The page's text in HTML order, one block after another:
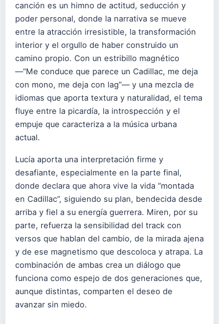
canción es un himno de actitud, seducción y
poder personal, donde la narrativa se mueve
entre la atracción irresistible, la transformación
interior y el orgullo de haber construido un
camino propio. Con un estribillo magnético
—“Me conduce que parece un Cadillac, me deja
con mono, me deja con lag”— y una mezcla de
idiomas que aporta textura y naturalidad, el tema
fluye entre la picardía, la introspección y el
empuje que caracteriza a la música urbana
actual.
Lucía aporta una interpretación firme y
desafiante, especialmente en la parte final,
donde declara que ahora vive la vida “montada
en Cadillac”, siguiendo su plan, bendecida desde
arriba y fiel a su energía guerrera. Miren, por su
parte, refuerza la sensibilidad del track con
versos que hablan del cambio, de la mirada ajena
y de ese magnetismo que descoloca y atrapa. La
combinación de ambas crea un diálogo que
funciona como espejo de dos generaciones que,
aunque distintas, comparten el deseo de
avanzar sin miedo.